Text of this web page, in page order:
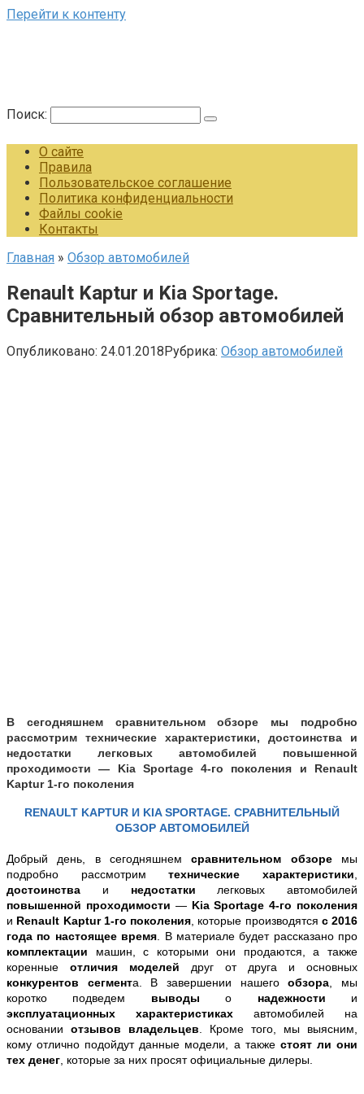
Перейти к контенту
Поиск:
О сайте
Правила
Пользовательское соглашение
Политика конфиденциальности
Файлы cookie
Контакты
Главная » Обзор автомобилей
Renault Kaptur и Kia Sportage.
Сравнительный обзор автомобилей
Опубликовано: 24.01.2018Рубрика: Обзор автомобилей
В сегодняшнем сравнительном обзоре мы подробно
рассмотрим технические характеристики, достоинства и
недостатки легковых автомобилей повышенной
проходимости — Kia Sportage 4-го поколения и Renault
Kaptur 1-го поколения
RENAULT KAPTUR И KIA SPORTAGE. СРАВНИТЕЛЬНЫЙ
ОБЗОР АВТОМОБИЛЕЙ
Добрый день, в сегодняшнемсравнительном обзоре
мы
подробно рассмотримтехнические характеристики
достоинства и недостатки легковых автомобилей
повышенной проходимости — Kia Sportage 4-го поколения
и Renault Kaptur 1-го поколения , которые производятся с 2016
года по настоящее время . В материале будет рассказано про
комплектации машин, с которыми они продаются, а также
коренные отличия моделей друг от друга и основных
конкурентов сегмента . В завершении нашегообзора , мы
коротко подведем выводы о надежности и
эксплуатационных характеристиках
автомобилей
на
основании отзывов владельцев
Кроме того, мы выясним,
кому отлично подойдут данные модели, а также стоят ли они
тех денег , которые за них просят официальные дилеры